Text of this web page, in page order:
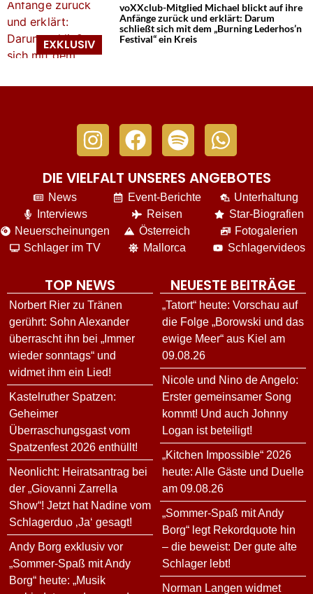
voXXclub-Mitglied Michael blickt auf ihre
Anfänge zurück und erklärt: Darum
schließt sich mit dem „Burning Lederhos’n
Festival“ ein Kreis
DIE VIELFALT UNSERES ANGEBOTES
News
Interviews
Neuerscheinungen
Schlager im TV
Event-Berichte
Reisen
Österreich
Mallorca
Unterhaltung
Star-Biografien
Fotogalerien
Schlagervideos
TOP NEWS
Norbert Rier zu Tränen
gerührt: Sohn Alexander
überrascht ihn bei „Immer
wieder sonntags“ und
widmet ihm ein Lied!
Kastelruther Spatzen:
Geheimer
Überraschungsgast vom
Spatzenfest 2026 enthüllt!
Neonlicht: Heiratsantrag bei
der „Giovanni Zarrella
Show“! Jetzt hat Nadine vom
Schlagerduo ‚Ja‘ gesagt!
Andy Borg exklusiv vor
„Sommer-Spaß mit Andy
Borg“ heute: „Musik
NEUESTE BEITRÄGE
„Tatort“ heute: Vorschau auf
die Folge „Borowski und das
ewige Meer“ aus Kiel am
09.08.26
Nicole und Nino de Angelo:
Erster gemeinsamer Song
kommt! Und auch Johnny
Logan ist beteiligt!
„Kitchen Impossible“ 2026
heute: Alle Gäste und Duelle
am 09.08.26
„Sommer-Spaß mit Andy
Borg“ legt Rekordquote hin
– die beweist: Der gute alte
Schlager lebt!
Norman Langen widmet